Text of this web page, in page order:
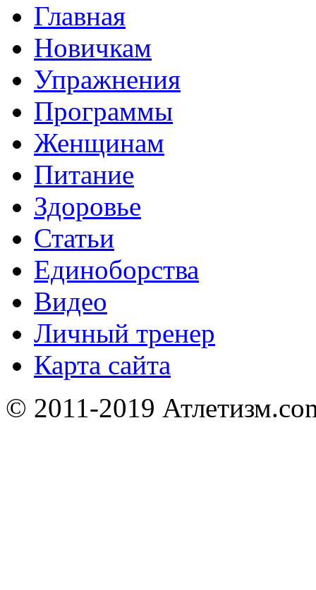
Главная
Новичкам
Упражнения
Программы
Женщинам
Питание
Здоровье
Статьи
Единоборства
Видео
Личный тренер
Карта сайта
© 2011-2019